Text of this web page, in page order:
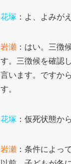
花塚 ：よ、よみが
岩瀬 ：はい。三徴
す。三徴候を確認
言います。ですか
す。
花塚 ：仮死状態か
岩瀬 ：条件によっ